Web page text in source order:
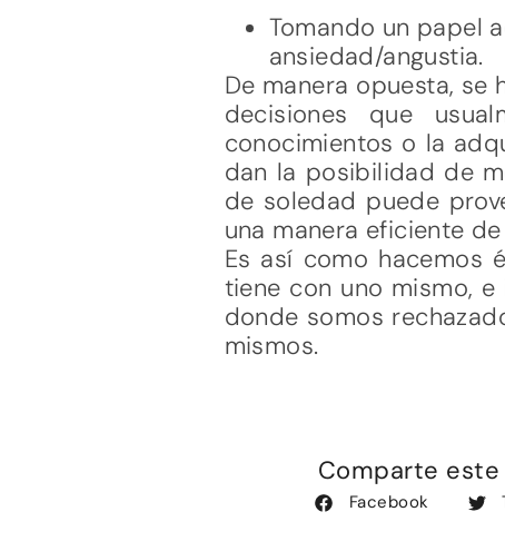
Tomando un papel
ansiedad/angustia.
De manera opuesta,
decisiones que
conocimientos o la
dan la posibilidad de
de soledad puede
una manera eficiente
Es así como hacemos
tiene con uno mismo,
donde somos
mismos.
Comparte
Facebook